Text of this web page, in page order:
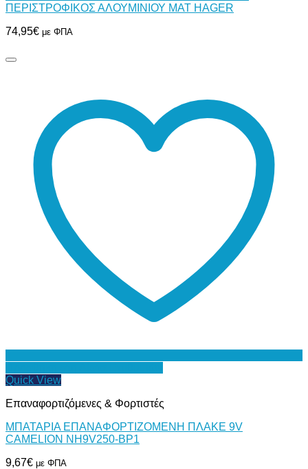
ΠΕΡΙΣΤΡΟΦΙΚΟΣ ΑΛΟΥΜΙΝΙΟΥ ΜΑΤ HAGER
74,95€ με ΦΠΑ
Quick View
Επαναφορτιζόμενες & Φορτιστές
ΜΠΑΤΑΡΙΑ ΕΠΑΝΑΦΟΡΤΙΖΟΜΕΝΗ ΠΛΑΚΕ 9V
CAMELION NH9V250-BP1
9,67€ με ΦΠΑ